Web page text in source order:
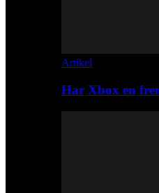
Artikel
Har Xbox en